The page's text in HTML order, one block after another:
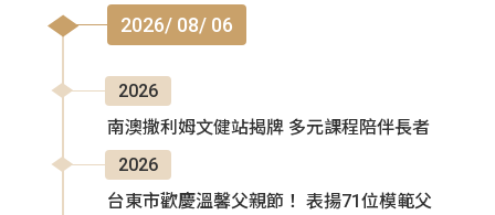
2026/ 08/ 06
2026
南澳撒利姆文健站揭牌 多元課程陪伴長者
2026
台東市歡慶溫馨父親節！ 表揚71位模範父